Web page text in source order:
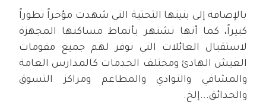
بالإضافة إلى بنيتها التحتية التي شهدت مؤخراً تطوراً
كبيراً، كما أنها تشتهر بأنماط مساكنها المجهزة
لاستقبال العائلات التي توفر لهم جميع مقومات
العيش الهادئ ومختلف الخدمات كالمدارس العامة
والمشافي والنوادي والمطاعم ومراكز التسوق
والحدائق...إلخ.